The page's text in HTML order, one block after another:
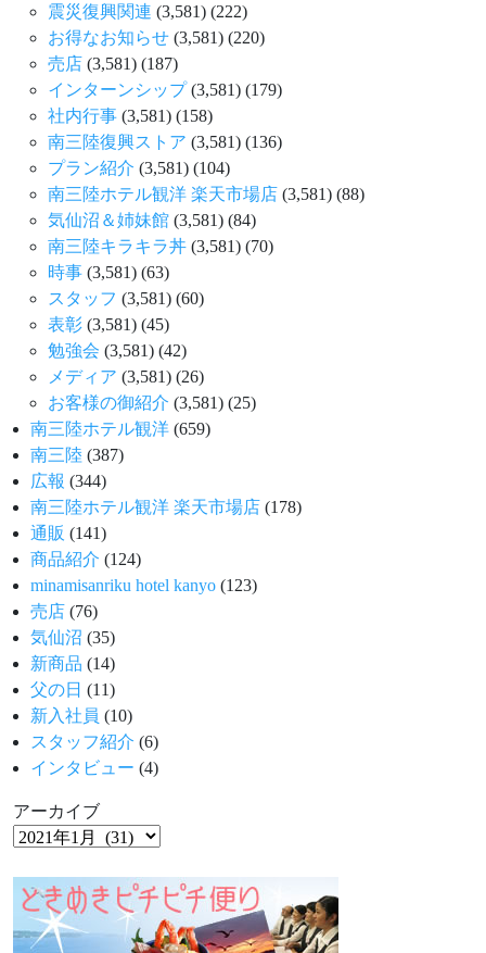
震災復興関連 (3,581) (222)
お得なお知らせ (3,581) (220)
売店 (3,581) (187)
インターンシップ(3,581) (179)
社内行事 (3,581) (158)
南三陸復興ストア (3,581) (136)
プラン紹介 (3,581) (104)
南三陸ホテル観洋 楽天市場店 (3,581) (88)
気仙沼＆姉妹館 (3,581) (84)
南三陸キラキラ丼 (3,581) (70)
時事 (3,581) (63)
スタッフ (3,581) (60)
表彰 (3,581) (45)
勉強会 (3,581) (42)
メディア (3,581) (26)
お客様の御紹介 (3,581) (25)
南三陸ホテル観洋 (659)
南三陸 (387)
広報 (344)
南三陸ホテル観洋 楽天市場店 (178)
通販 (141)
商品紹介 (124)
minamisanriku hotel kanyo (123)
売店 (76)
気仙沼 (35)
新商品 (14)
父の日 (11)
新入社員 (10)
スタッフ紹介 (6)
インタビュー (4)
アーカイブ